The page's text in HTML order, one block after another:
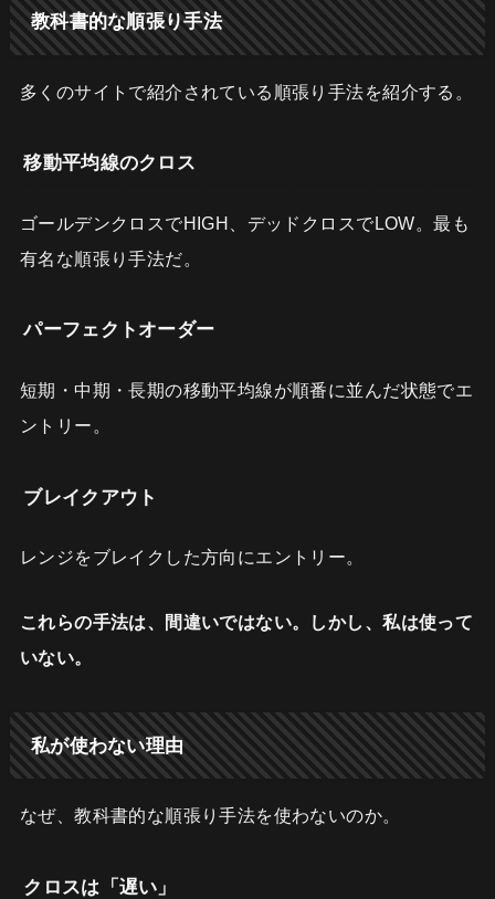
教科書的な順張り手法
多くのサイトで紹介されている順張り手法を紹介する。
移動平均線のクロス
ゴールデンクロスでHIGH、デッドクロスでLOW。最も
有名な順張り手法だ。
パーフェクトオーダー
短期・中期・長期の移動平均線が順番に並んだ状態でエ
ントリー。
ブレイクアウト
レンジをブレイクした方向にエントリー。
これらの手法は、間違いではない。しかし、私は使って
いない。
私が使わない理由
なぜ、教科書的な順張り手法を使わないのか。
クロスは「遅い」